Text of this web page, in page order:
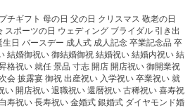
チギフト 母の日 父の日 クリスマス 敬老の日
スポーツの日 ウェディング ブライダル 引き出
日 バースデー 成人式 成人記念 卒業記念品 卒
結婚御祝い 御結婚御祝 結婚祝い 結婚内祝い 結
格祝い 就任 景品 寸志 開店 開店祝い 御開業祝
会 披露宴 御祝 出産祝い 入学祝い 卒業祝い 就
い 開店祝い 退職祝い 還暦祝い 古稀祝い 喜寿祝
寿祝い 長寿祝い 金婚式 銀婚式 ダイヤモンド婚